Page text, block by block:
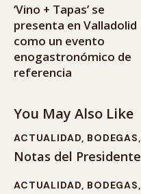
‘Vino + Tapas’ se
presenta en Valladolid
como un evento
enogastronómico de
referencia
You May Also Like
ACTUALIDAD, BODEGAS,
Notas del Presidente
ACTUALIDAD, BODEGAS,